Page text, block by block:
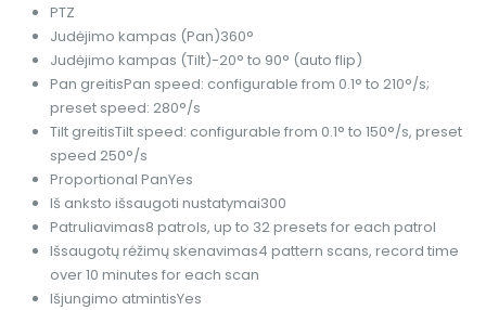
PTZ
Judėjimo kampas (Pan)360°
Judėjimo kampas (Tilt)-20° to 90° (auto flip)
Pan greitisPan speed: configurable from 0.1° to 210°/s;
preset speed: 280°/s
Tilt greitisTilt speed: configurable from 0.1° to 150°/s, preset
speed 250°/s
Proportional PanYes
Iš anksto išsaugoti nustatymai300
Patruliavimas8 patrols, up to 32 presets for each patrol
Išsaugotų rėžimų skenavimas4 pattern scans, record time
over 10 minutes for each scan
Išjungimo atmintisYes